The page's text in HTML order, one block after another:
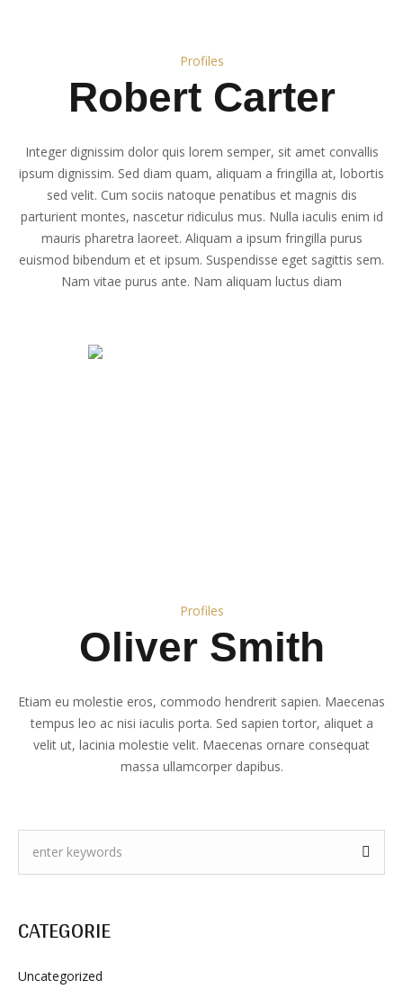
Profiles
Robert Carter
Integer dignissim dolor quis lorem semper, sit amet convallis
ipsum dignissim. Sed diam quam, aliquam a fringilla at, lobortis
sed velit. Cum sociis natoque penatibus et magnis dis
parturient montes, nascetur ridiculus mus. Nulla iaculis enim id
mauris pharetra laoreet. Aliquam a ipsum fringilla purus
euismod bibendum et et ipsum. Suspendisse eget sagittis sem.
Nam vitae purus ante. Nam aliquam luctus diam
Profiles
Oliver Smith
Etiam eu molestie eros, commodo hendrerit sapien. Maecenas
tempus leo ac nisi iaculis porta. Sed sapien tortor, aliquet a
velit ut, lacinia molestie velit. Maecenas ornare consequat
massa ullamcorper dapibus.
CATEGORIE
Uncategorized